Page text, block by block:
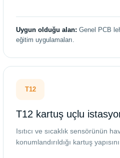
Uygun olduğu alan: Genel PCB
eğitim uygulamaları.
T12
T12 kartuş uçlu
Isıtıcı ve sıcaklık sensörünün
konumlandırıldığı kartuş